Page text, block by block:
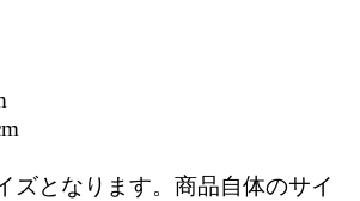
となります。商品自体のサイ